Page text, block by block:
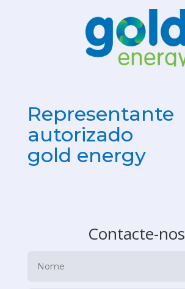
Representante
autorizado
gold energy
Contacte-nos